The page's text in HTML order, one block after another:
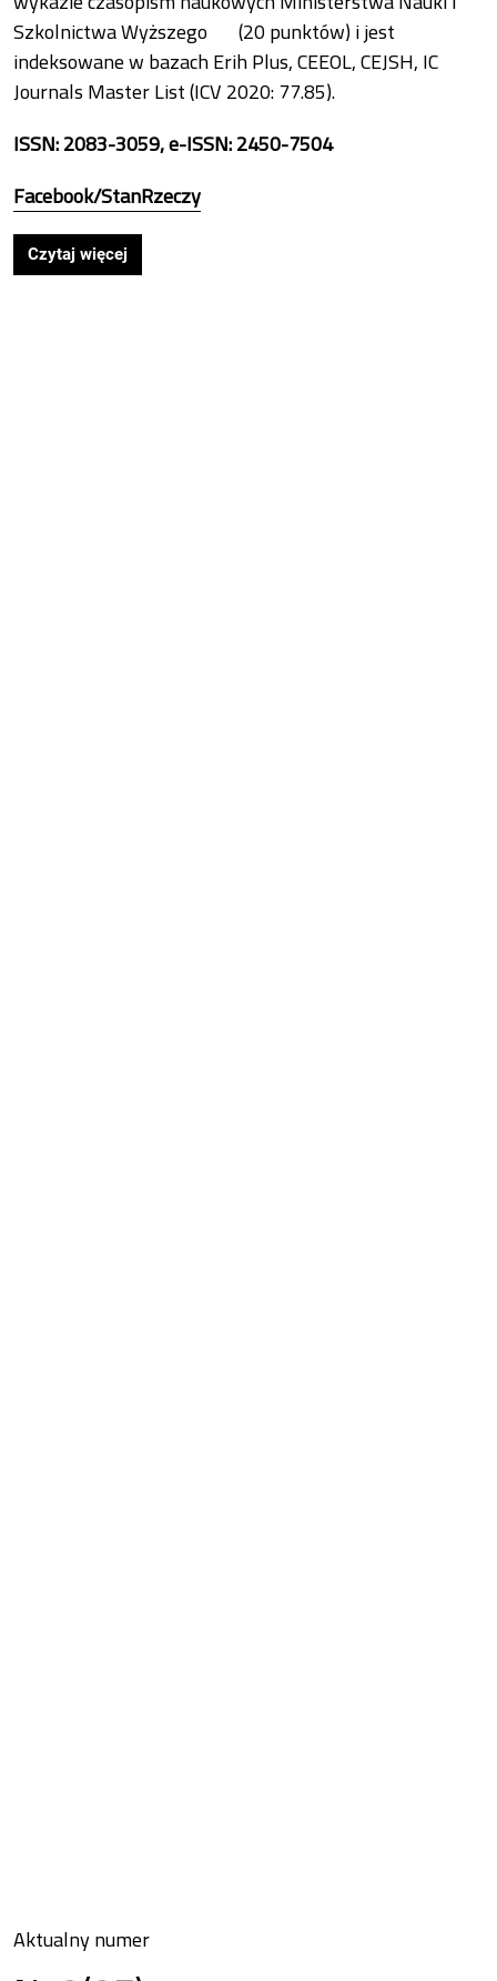
Szkolnictwa Wyższego
(20 punktów) i jest
indeksowane w bazach Erih Plus, CEEOL, CEJSH, IC
Journals Master List (ICV 2020: 77.85).
ISSN: 2083-3059, e-ISSN: 2450-7504
Facebook/StanRzeczy
Czytaj więcej
Aktualny numer